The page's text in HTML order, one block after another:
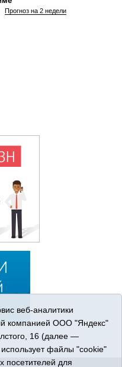
Прогноз на 2 недели
веб-аналитики
компанией ООО "Яндекс"
16 (далее —
файлы "cookie"
посетителей для